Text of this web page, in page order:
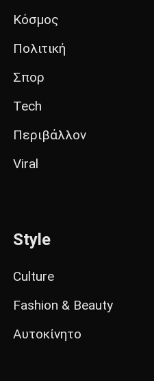
Κόσμος
Πολιτική
Σπορ
Tech
Περιβάλλον
Viral
Style
Culture
Fashion & Beauty
Αυτοκίνητο